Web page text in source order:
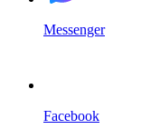
Messenger
Facebook